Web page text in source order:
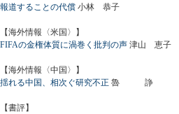
報道することの代償 小林 恭子
【海外情報〈米国〉】
FIFAの金権体質に渦巻く批判の声 津山 恵子
【海外情報〈中国〉】
揺れる中国、相次ぐ研究不正 魯 諍
【書評】